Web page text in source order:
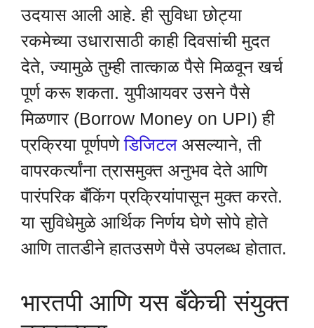
उदयास आली आहे. ही सुविधा छोट्या
रकमेच्या उधारासाठी काही दिवसांची मुदत
देते, ज्यामुळे तुम्ही तात्काळ पैसे मिळवून खर्च
पूर्ण करू शकता. युपीआयवर उसने पैसे
मिळणार (Borrow Money on UPI) ही
प्रक्रिया पूर्णपणेडिजिटलअसल्याने, ती
वापरकर्त्यांना त्रासमुक्त अनुभव देते आणि
पारंपरिक बँकिंग प्रक्रियांपासून मुक्त करते.
या सुविधेमुळे आर्थिक निर्णय घेणे सोपे होते
आणि तातडीने हातउसणे पैसे उपलब्ध होतात.
भारतपी आणि यस बँकेची संयुक्त